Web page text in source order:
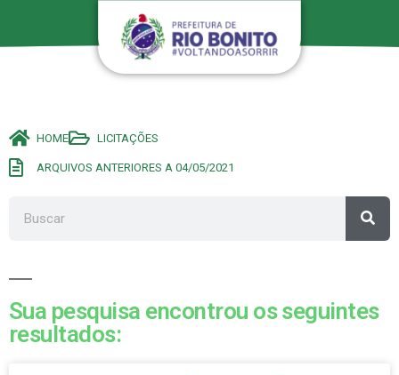
HOME LICITAÇÕES
ARQUIVOS ANTERIORES A 04/05/2021
Sua pesquisa encontrou os seguintes
resultados: